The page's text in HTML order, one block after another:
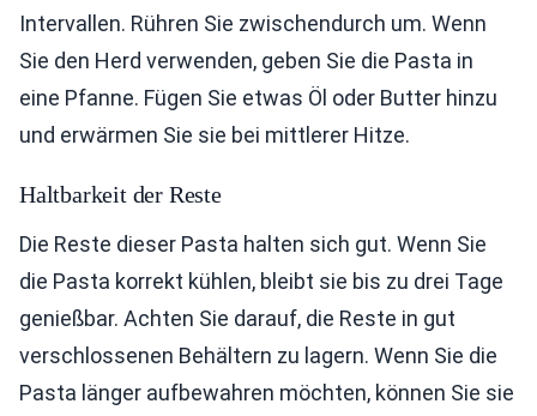
Intervallen. Rühren Sie zwischendurch um. Wenn
Sie den Herd verwenden, geben Sie die Pasta in
eine Pfanne. Fügen Sie etwas Öl oder Butter hinzu
und erwärmen Sie sie bei mittlerer Hitze.
Haltbarkeit der Reste
Die Reste dieser Pasta halten sich gut. Wenn Sie
die Pasta korrekt kühlen, bleibt sie bis zu drei Tage
genießbar. Achten Sie darauf, die Reste in gut
verschlossenen Behältern zu lagern. Wenn Sie die
Pasta länger aufbewahren möchten, können Sie sie